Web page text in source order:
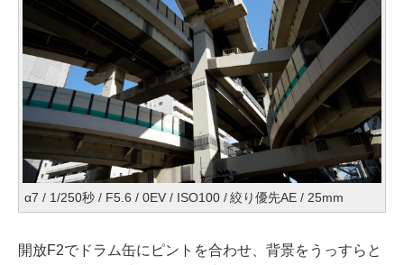
α7 / 1/250秒 / F5.6 / 0EV / ISO100 / 絞り優先AE / 25mm
開放F2でドラム缶にピントを合わせ、背景をうっすらと